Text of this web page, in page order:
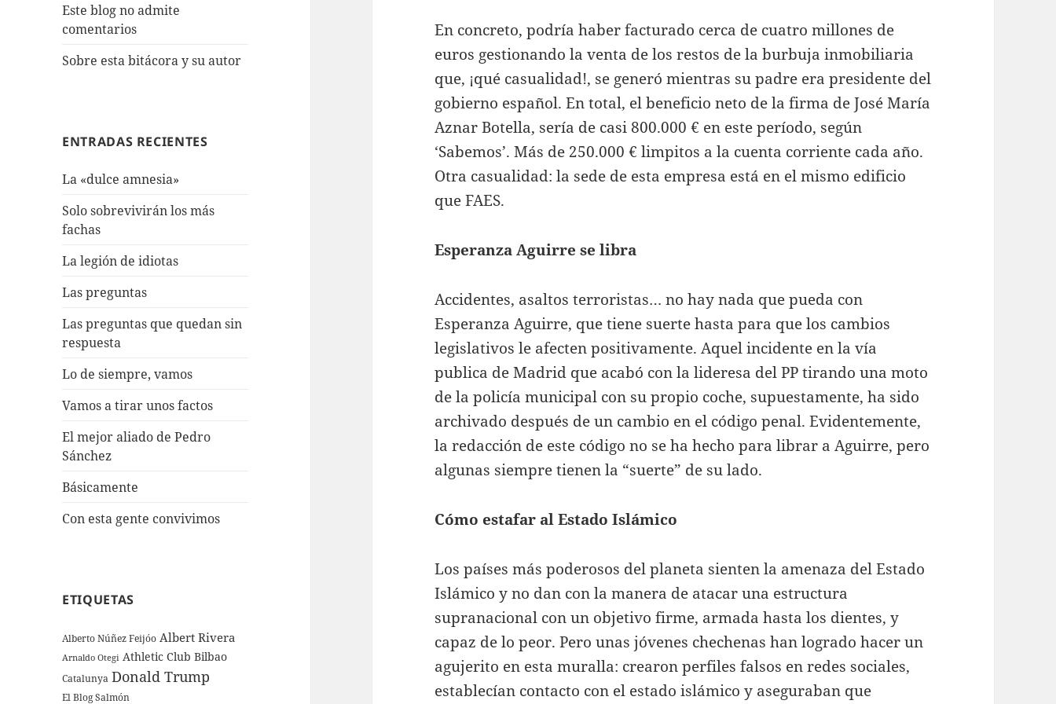
Este blog no admite
comentarios
Sobre esta bitácora y su autor
ENTRADAS RECIENTES
La «dulce amnesia»
Solo sobrevivirán los más
fachas
La legión de idiotas
Las preguntas
Las preguntas que quedan sin
respuesta
Lo de siempre, vamos
Vamos a tirar unos factos
El mejor aliado de Pedro
Sánchez
Básicamente
Con esta gente convivimos
ETIQUETAS
Alberto Núñez Feijóo Albert Rivera
Arnaldo Otegi Athletic Club Bilbao
Catalunya Donald Trump
El Blog Salmón
En concreto, podría haber facturado cerca de cuatro millones de
euros gestionando la venta de los restos de la burbuja inmobiliaria
que, ¡qué casualidad!, se generó mientras su padre era presidente del
gobierno español. En total, el beneficio neto de la firma de José María
Aznar Botella, sería de casi 800.000 € en este período, según
‘Sabemos’. Más de 250.000 € limpitos a la cuenta corriente cada año.
Otra casualidad: la sede de esta empresa está en el mismo edificio
que FAES.
Esperanza Aguirre se libra
Accidentes, asaltos terroristas… no hay nada que pueda con
Esperanza Aguirre, que tiene suerte hasta para que los cambios
legislativos le afecten positivamente. Aquel incidente en la vía
publica de Madrid que acabó con la lideresa del PP tirando una moto
de la policía municipal con su propio coche, supuestamente, ha sido
archivado después de un cambio en el código penal. Evidentemente,
la redacción de este código no se ha hecho para librar a Aguirre, pero
algunas siempre tienen la “suerte” de su lado.
Cómo estafar al Estado Islámico
Los países más poderosos del planeta sienten la amenaza del Estado
Islámico y no dan con la manera de atacar una estructura
supranacional con un objetivo firme, armada hasta los dientes, y
capaz de lo peor. Pero unas jóvenes chechenas han logrado hacer un
agujerito en esta muralla: crearon perfiles falsos en redes sociales,
establecían contacto con el estado islámico y aseguraban que